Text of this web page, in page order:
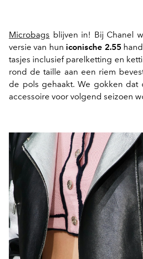
Microbags blijven in! Bij Chanel
versie van hun iconische 2.55
tasjes inclusief parelketting en
rond de taille aan een riem
de pols gehaakt. We gokken dat
accessoire voor volgend seizoen